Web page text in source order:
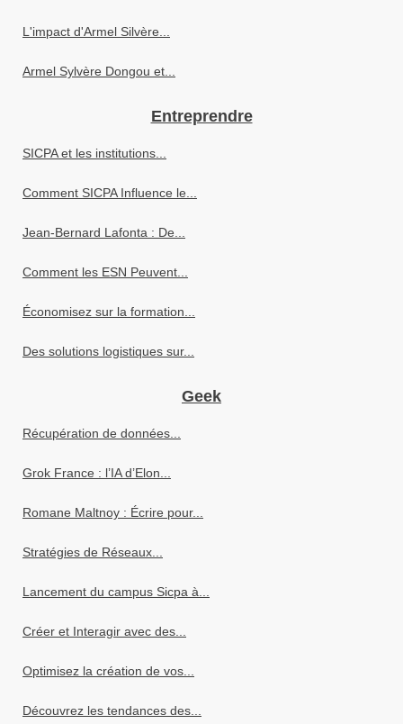
L'impact d'Armel Silvère...
Armel Sylvère Dongou et...
Entreprendre
SICPA et les institutions...
Comment SICPA Influence le...
Jean-Bernard Lafonta : De...
Comment les ESN Peuvent...
Économisez sur la formation...
Des solutions logistiques sur...
Geek
Récupération de données...
Grok France : l’IA d’Elon...
Romane Maltnoy : Écrire pour...
Stratégies de Réseaux...
Lancement du campus Sicpa à...
Créer et Interagir avec des...
Optimisez la création de vos...
Découvrez les tendances des...